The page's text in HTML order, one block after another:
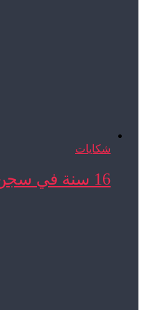
شكايات
16 سنة في سجن “الحرية”.. المعتقل السابق المحجوب ...